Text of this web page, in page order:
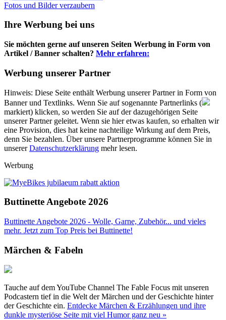
Fotos und Bilder verzaubern
Ihre Werbung bei uns
Sie möchten gerne auf unseren Seiten Werbung in Form von
Artikel / Banner schalten? Mehr erfahren:
Werbung unserer Partner
Hinweis: Diese Seite enthält Werbung unserer Partner in Form von
Banner und Textlinks. Wenn Sie auf sogenannte Partnerlinks (
markiert) klicken, so werden Sie auf der dazugehörigen Seite
unserer Partner geleitet. Wenn sie hier etwas kaufen, so erhalten wir
eine Provision, dies hat keine nachteilige Wirkung auf dem Preis,
denn Sie bezahlen. Über unsere Partnerprogramme können Sie in
unsererDatenschutzerklärung mehr lesen.
Werbung
Buttinette Angebote 2026
Buttinette Angebote 2026 - Wolle, Garne, Zubehör... und vieles
mehr. Jetzt zum Top Preis bei Buttinette!
Märchen & Fabeln
Tauche auf dem YouTube Channel The Fable Focus mit unseren
Podcastern tief in die Welt der Märchen und der Geschichte hinter
der Geschichte ein. Entdecke Märchen & Erzählungen und ihre
dunkle mysteriöse Seite mit viel Humor ganz neu »